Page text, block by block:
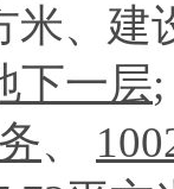
米、建
下一层;
、